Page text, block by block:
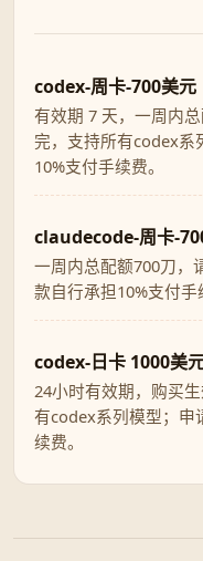
codex-周卡-700美元
有效期 7 天，一周内
完，支持所有codex系
10%支付手续费。
claudecode-周卡-
一周内总配额700刀，
款自行承担10%支付手
codex-日卡 1000美
24小时有效期，购买
有codex系列模型；申
续费。